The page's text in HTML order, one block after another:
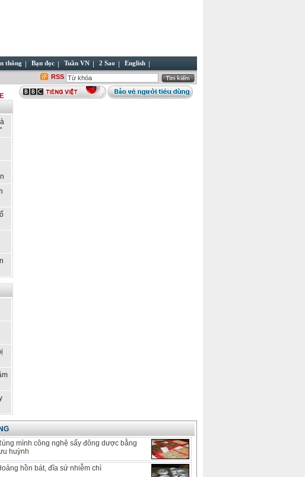
thông Bạn đọc Tuần VN 2 Sao English
RSS
mình công nghệ sấy đông dược bằng
huỳnh
hồn bát, đĩa sứ nhiễm chì